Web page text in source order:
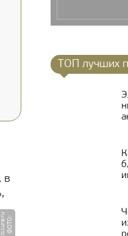
в
Ф
О
Т
О
:
ti
s
s
u
r
a.
r
u
ТОП лучших